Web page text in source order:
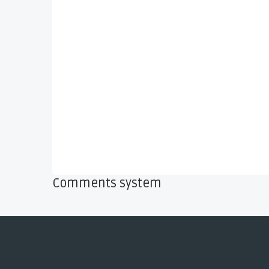
Comments system